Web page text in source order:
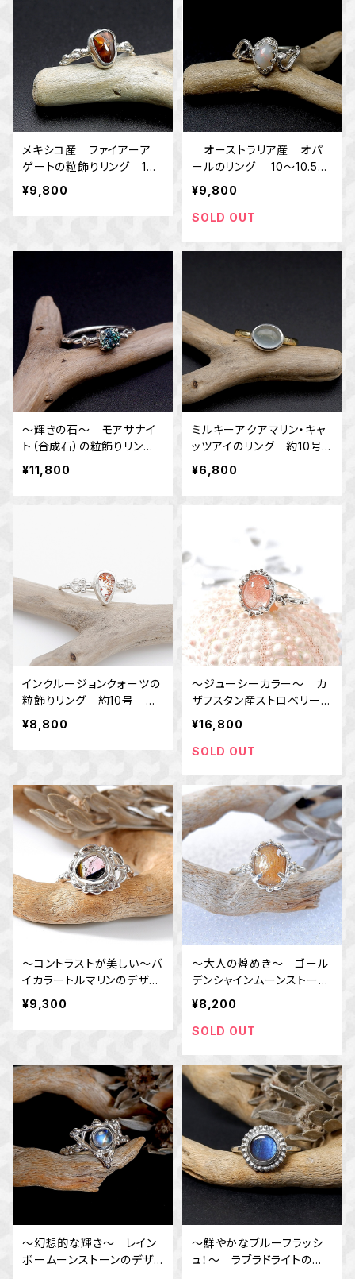
メキシコ産 ファイアーア
ゲートの粒飾りリング 10
号 ＊天然石アクセサリー
指輪 一点物＊
¥9,800
オーストラリア産 オパ
ールのリング 10～10.5
号 ～灯を飾る～ 天然石
アクセサリー 一点物
¥9,800
SOLD OUT
～輝きの石～ モアサナイ
ト（合成石）の粒飾りリン
グ 10号 一点物 指輪
¥11,800
ミルキーアクアマリン・キャ
ッツアイのリング 約10号
横向き ～真鍮と銀の指輪
～ 天然石アクセサリー
指輪 一点物
¥6,800
インクルージョンクォーツの
粒飾りリング 約10号 ～
魅力的な鉱物の世界～ 天
然石リング 指輪 一点物
¥8,800
～ジューシーカラー～ カ
ザフスタン産ストロベリーク
ォーツの粒飾りリング 10
号 天然石アクセサリー
macari
¥16,800
SOLD OUT
～コントラストが美しい～バ
イカラートルマリンのデザイ
ンリング 10号 天然石アク
セサリー 一点物 macari
¥9,300
～大人の煌めき～ ゴール
デンシャインムーンストーン
の粒飾りリング 10.5号
天然石アクセサリー 一点
物
¥8,200
SOLD OUT
～幻想的な輝き～ レイン
ボームーンストーンのデザ
～鮮やかなブルーフラッシ
ュ！～ ラブラドライトの粒